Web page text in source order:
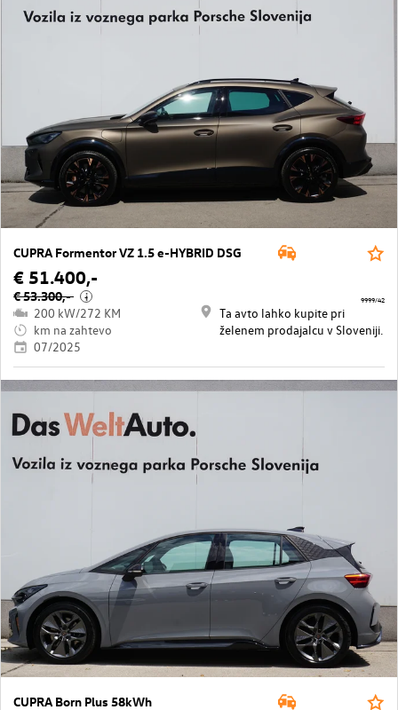
CUPRA Formentor VZ 1.5 e-HYBRID DSG
€ 51.400,-
€ 53.300,- i
200 kW/272 KM
km na zahtevo
07/2025
Ta avto lahko kupite pri
želenem prodajalcu v Sloveniji.
9999/42
CUPRA Born Plus 58kWh